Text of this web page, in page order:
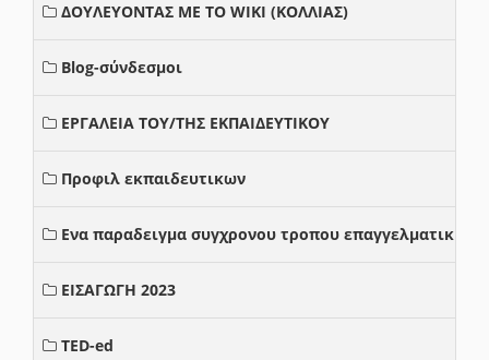
ΔΟΥΛΕΥΟΝΤΑΣ ΜΕ ΤΟ WIKI (ΚΟΛΛΙΑΣ)
Blog-σύνδεσμοι
ΕΡΓΑΛΕΙΑ ΤΟΥ/ΤΗΣ ΕΚΠΑΙΔΕΥΤΙΚΟΥ
Προφιλ εκπαιδευτικων
Ενα παραδειγμα συγχρονου τροπου επαγγελματικης
ΕΙΣΑΓΩΓΗ 2023
TED-ed